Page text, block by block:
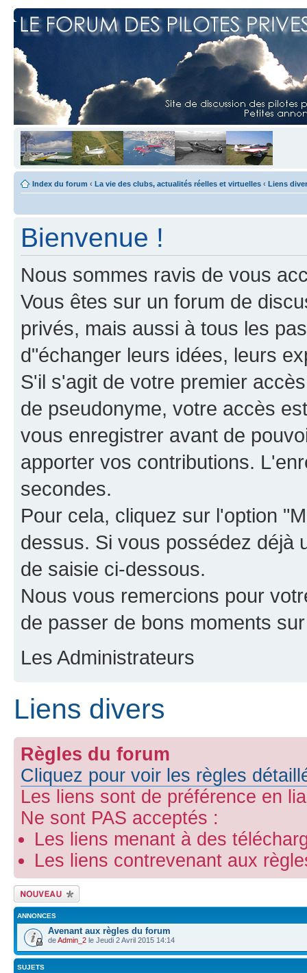
Index du forum ‹ La vie des clubs, actualités réelles et virtuelles ‹ Liens
Bienvenue !
Nous sommes ravis de vous
Vous êtes sur un forum de
privés, mais aussi à tous les
d"échanger leurs idées, leurs
S'il s'agit de votre premier
de pseudonyme, votre accès
vous enregistrer avant de
apporter vos contributions.
secondes.
Pour cela, cliquez sur l'option
dessus. Si vous possédez déjà
de saisie ci-dessous.
Nous vous remercions pour
de passer de bons moments
Les Administrateurs
Liens divers
Règles du forum
Cliquez pour voir les règles
Les liens sont de préférence en
Ne sont PAS acceptés :
Les liens menant à des
Les liens contrevenant aux
Ecrire un nouveau
sujet
ANNONCES
Avenant aux règles du forum
deAdmin_2 le Jeudi 2 Avril 2015 14:14
SUJETS